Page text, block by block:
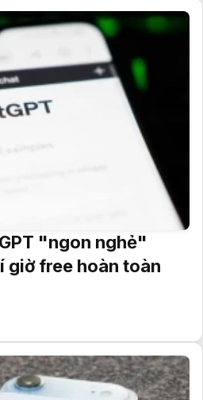
"ngon nghẻ"
giờ free hoàn toàn